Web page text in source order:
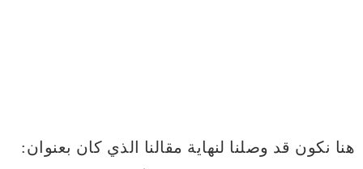
هنا نكون قد وصلنا لنهاية مقالنا الذي كان بعنوان: